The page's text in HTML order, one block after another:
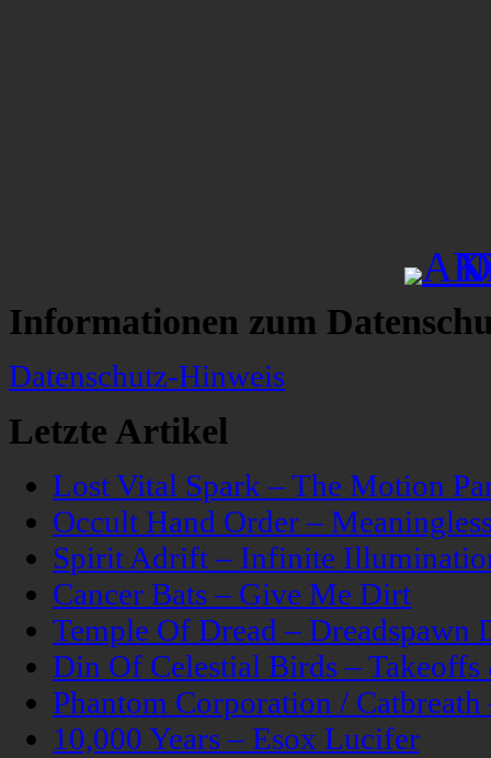
Informationen zum
Datenschutz-Hinweis
Letzte Artikel
Lost Vital Spark – The Motion
Occult Hand Order –
Spirit Adrift – Infinite
Cancer Bats – Give Me Dirt
Temple Of Dread – Dreadspawn
Din Of Celestial Birds –
Phantom Corporation /
10,000 Years – Esox Lucifer